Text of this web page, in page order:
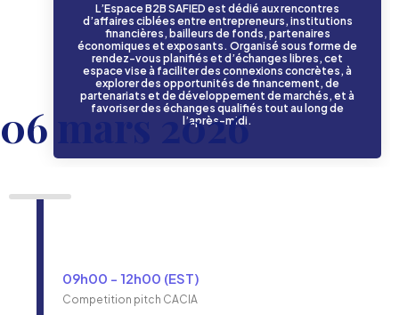
L’Espace B2B SAFIED est dédié aux rencontres
d’affaires ciblées entre entrepreneurs, institutions
financières, bailleurs de fonds, partenaires
économiques et exposants. Organisé sous forme de
rendez-vous planifiés et d’échanges libres, cet
espace vise à faciliter des connexions concrètes, à
explorer des opportunités de financement, de
partenariats et de développement de marchés, et à
favoriser des échanges qualifiés tout au long de
l’après-midi.
06 mars 2026
09h00 - 12h00 (EST)
Competition pitch CACIA